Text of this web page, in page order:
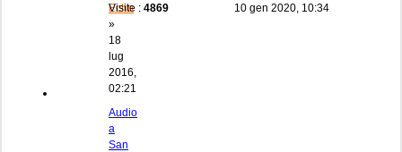
Echo
»
18
lug
2016,
02:21
Visite : 4869
10 gen 2020, 10:34
Audio
a
San